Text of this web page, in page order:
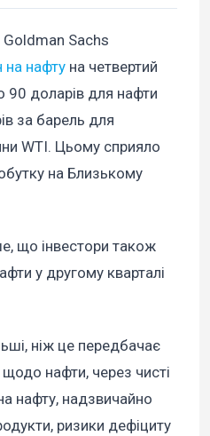
Goldman Sachs
на нафту на четвертий
90 доларів для нафти
за барель для
WTI. Цьому сприяло
на Близькому
що інвестори також
у другому кварталі
ніж це передбачає
нафти, через чисті
нафту, надзвичайно
ризики дефіциту